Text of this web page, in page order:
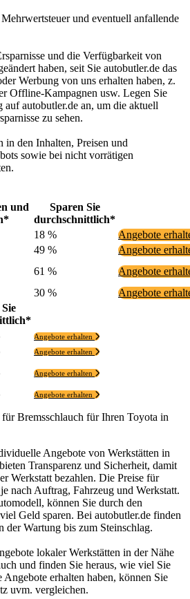
und eventuell anfallende
und die Verfügbarkeit von
haben, seit Sie autobutler.de das
Werbung von uns erhalten haben, z.
Offline-Kampagnen usw. Legen Sie
autobutler.de an, um die aktuell
zu sehen.
in den Inhalten, Preisen und
sowie bei nicht vorrätigen
und
Sparen Sie
durchschnittlich*
18 %
Angebote
49 %
Angebote
61 %
Angebote
30 %
Angebote
Angebote erhalten
Angebote erhalten
Angebote erhalten
Angebote erhalten
Bremsschlauch für Ihren Toyota in
Angebote von Werkstätten in
Transparenz und Sicherheit, damit
Werkstatt bezahlen. Die Preise für
nach Auftrag, Fahrzeug und Werkstatt.
können Sie durch den
Geld sparen. Bei autobutler.de finden
der Wartung bis zum Steinschlag.
lokaler Werkstätten in der Nähe
und finden Sie heraus, wie viel Sie
Angebote erhalten haben, können Sie
uvm. vergleichen.